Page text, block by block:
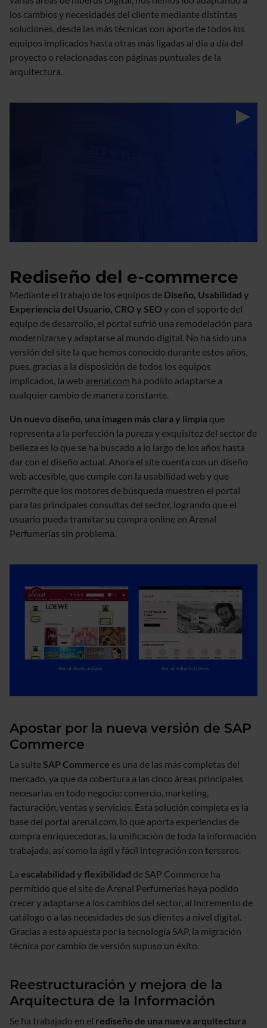
los cambios y necesidades del cliente mediante distintas
soluciones, desde las más técnicas con aporte de todos los
equipos implicados hasta otras más ligadas al día a día del
proyecto o relacionadas con páginas puntuales de la
arquitectura.
Rediseño del e-commerce
Mediante el trabajo de los equipos de Diseño, Usabilidad y
Experiencia del Usuario, CRO y SEO y con el soporte del
equipo de desarrollo, el portal sufrió una remodelación para
modernizarse y adaptarse al mundo digital. No ha sido una
versión del site la que hemos conocido durante estos años,
pues, gracias a la disposición de todos los equipos
implicados, la web arenal.com ha podido adaptarse a
cualquier cambio de manera constante.
Un nuevo diseño, una imagen más clara y limpia que
representa a la perfección la pureza y exquisitez del sector de
belleza es lo que se ha buscado a lo largo de los años hasta
dar con el diseño actual. Ahora el site cuenta con un diseño
web accesible, que cumple con la usabilidad web y que
permite que los motores de búsqueda muestren el portal
para las principales consultas del sector, logrando que el
usuario pueda tramitar su compra online en Arenal
Perfumerías sin problema.
Apostar por la nueva versión de SAP
Commerce
La suite SAP Commerce es una de las más completas del
mercado, ya que da cobertura a las cinco áreas principales
necesarias en todo negocio: comercio, marketing,
facturación, ventas y servicios. Esta solución completa es la
base del portal arenal.com, lo que aporta experiencias de
compra enriquecedoras, la unificación de toda la información
trabajada, así como la ágil y fácil integración con terceros.
La escalabilidad y flexibilidad de SAP Commerce ha
permitido que el site de Arenal Perfumerías haya podido
crecer y adaptarse a los cambios del sector, al incremento de
catálogo o a las necesidades de sus clientes a nivel digital.
Gracias a esta apuesta por la tecnología SAP, la migración
técnica por cambio de versión supuso un éxito.
Reestructuración y mejora de la
Arquitectura de la Información
Se ha trabajado en el rediseño de una nueva arquitectura